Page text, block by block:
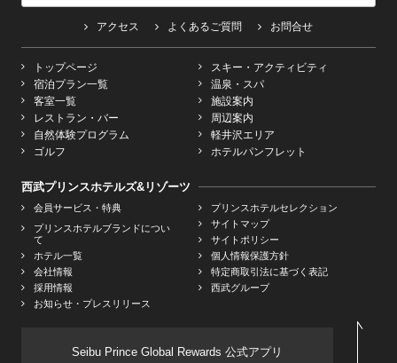
アクセス よくあるご質問 お問合せ
トップページ
宿泊プラン一覧
客室一覧
レストラン・バー
自然体験プログラム
ゴルフ
スキー・アクティビティ
温泉・スパ
施設案内
周辺案内
軽井沢エリア
ホテルパンフレット
西武プリンスホテルズ&リゾーツ
会員サービス・特典
プリンスホテルブランドについ
て
ホテル一覧
会社情報
採用情報
お知らせ・プレスリリース
プリンスホテルセレクション
サイトマップ
サイトポリシー
個人情報保護方針
特定商取引法に基づく表記
西武グループ
Seibu Prince Global Rewards 公式アプリ